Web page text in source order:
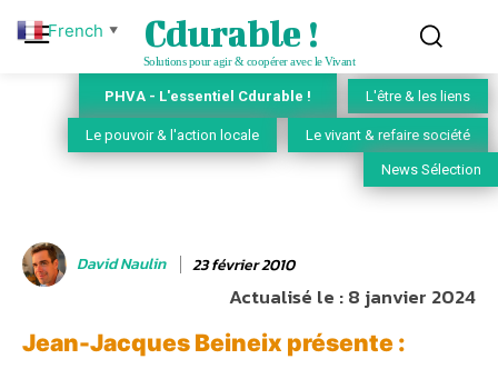
Cdurable !
Solutions pour agir & coopérer avec le Vivant
PHVA - L'essentiel Cdurable ! L'être & les liens
Le pouvoir & l'action locale Le vivant & refaire société
News Sélection
David Naulin 23 février 2010
Actualisé le :8 janvier 2024
Jean-Jacques Beineix présente :
French ▼